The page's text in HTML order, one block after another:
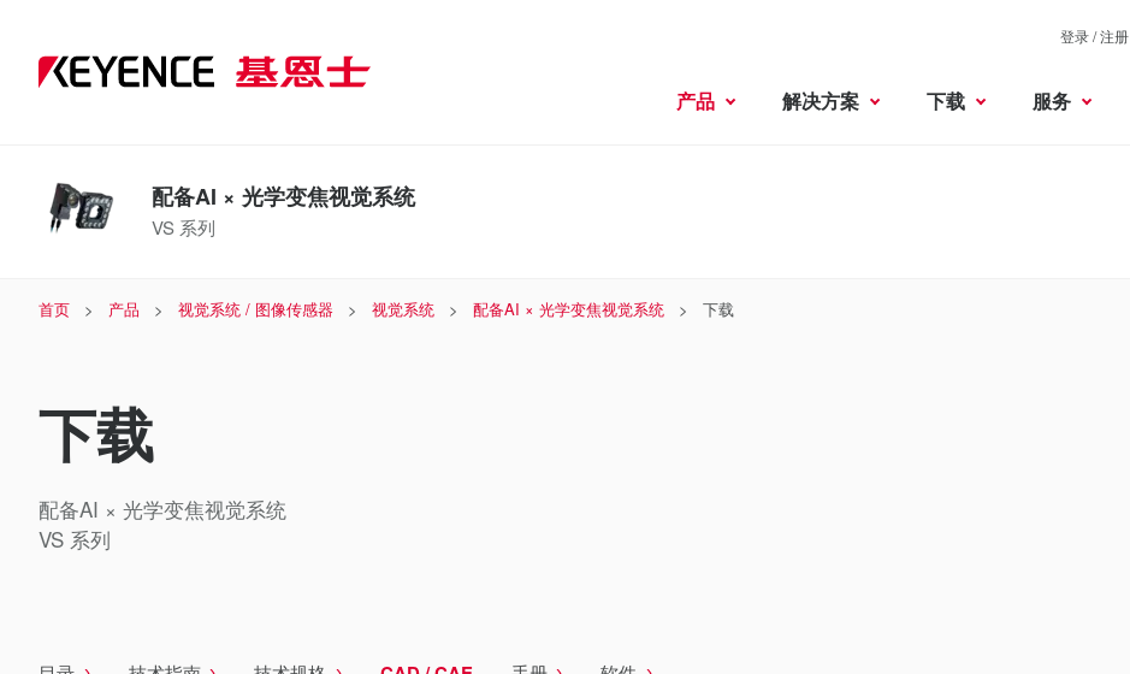
登录 / 注册
产品 解决方案 下载 服务
配备AI × 光学变焦视觉系统
VS 系列
首页 产品 视觉系统 / 图像传感器 视觉系统 配备AI × 光学变焦视觉系统 下载
下载
配备AI × 光学变焦视觉系统
VS 系列